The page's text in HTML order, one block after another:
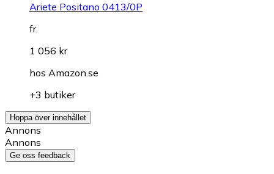
Ariete Positano 0413/0P
fr.
1 056 kr
hos Amazon.se
+3 butiker
Hoppa över innehållet
Annons
Annons
Ge oss feedback